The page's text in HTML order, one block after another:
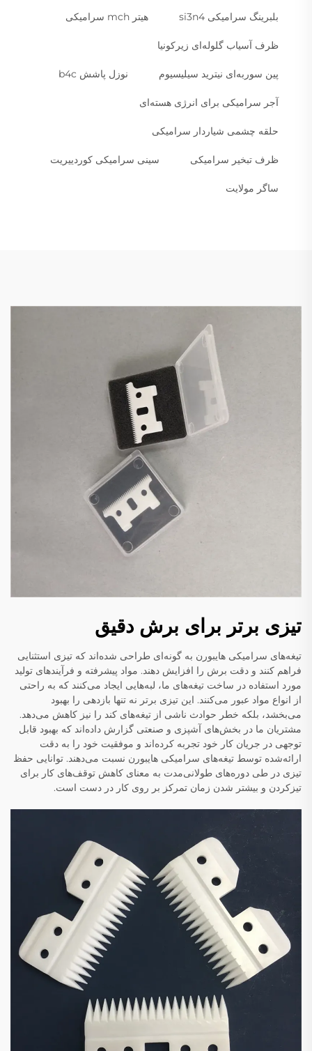
بلبرینگ سرامیکی si3n4 هیتر mch سرامیکی
ظرف آسیاب گلوله‌ای زیرکونیا
پین سوربه‌ای نیترید سیلیسیوم نوزل پاشش b4c
آجر سرامیکی برای انرژی هسته‌ای
حلقه چشمی شیاردار سرامیکی
ظرف تبخیر سرامیکی سینی سرامیکی کوردییریت
ساگر مولایت
تیزی برتر برای برش دقیق
تیغه‌های سرامیکی هایبورن به گونه‌ای طراحی شده‌اند که تیزی استثنایی
فراهم کنند و دقت برش را افزایش دهند. مواد پیشرفته و فرآیندهای تولید
مورد استفاده در ساخت تیغه‌های ما، لبه‌هایی ایجاد می‌کنند که به راحتی
از انواع مواد عبور می‌کنند. این تیزی برتر نه تنها بازدهی را بهبود
می‌بخشد، بلکه خطر حوادث ناشی از تیغه‌های کند را نیز کاهش می‌دهد.
مشتریان ما در بخش‌های آشپزی و صنعتی گزارش داده‌اند که بهبود قابل
توجهی در جریان کار خود تجربه کرده‌اند و موفقیت خود را به دقت
ارائه‌شده توسط تیغه‌های سرامیکی هایبورن نسبت می‌دهند. توانایی حفظ
تیزی در طی دوره‌های طولانی‌مدت به معنای کاهش توقف‌های کار برای
تیزکردن و بیشتر شدن زمان تمرکز بر روی کار در دست است.